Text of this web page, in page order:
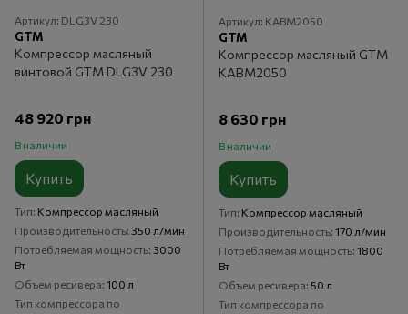
Артикул: DLG3V 230
GTM
Компрессор масляный
винтовой GTM DLG3V 230
48 920 грн
В наличии
Купить
Тип Компрессор масляный
Производительность 350 л/мин
Потребляемая мощность 3000
Вт
Объем ресивера 100 л
Тип компрессора по
Артикул: KABM2050
GTM
Компрессор масляный GTM
KABM2050
8 630 грн
В наличии
Купить
Тип Компрессор масляный
Производительность 170 л/мин
Потребляемая мощность 1800
Вт
Объем ресивера 50 л
Тип компрессора по